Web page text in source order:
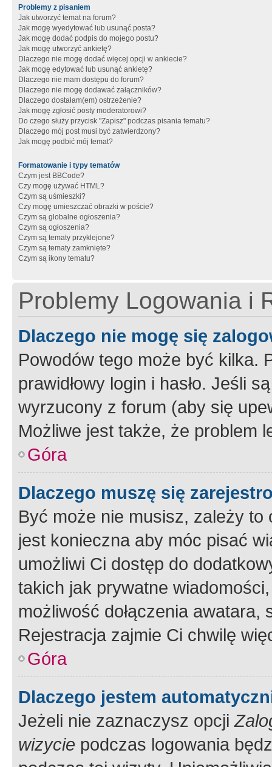
Problemy z pisaniem
Jak utworzyć temat na forum?
Jak mogę wyedytować lub usunąć posta?
Jak mogę dodać podpis do mojego postu?
Jak mogę utworzyć ankietę?
Dlaczego nie mogę dodać więcej opcji w ankiecie?
Jak mogę edytować lub usunąć ankietę?
Dlaczego nie mam dostępu do forum?
Dlaczego nie mogę dodawać załączników?
Dlaczego dostałam(em) ostrzeżenie?
Jak mogę zgłosić posty moderatorowi?
Do czego służy przycisk "Zapisz" podczas pisania tematu?
Dlaczego mój post musi być zatwierdzony?
Jak mogę podbić mój temat?
Formatowanie i typy tematów
Czym jest BBCode?
Czy mogę używać HTML?
Czym są uśmieszki?
Czy mogę umieszczać obrazki w poście?
Czym są globalne ogłoszenia?
Czym są ogłoszenia?
Czym są tematy przyklejone?
Czym są tematy zamknięte?
Czym są ikony tematu?
Problemy Logowania i
Dlaczego nie mogę się
Powodów tego może być kilka.
prawidłowy login i hasło. Jeśli
wyrzucony z forum (aby się
Możliwe jest także, że problem
Góra
Dlaczego muszę się
Być może nie musisz, zależy
jest konieczna aby móc pisać
umożliwi Ci dostęp do
takich jak prywatne
możliwość dołączenia
Rejestracja zajmie Ci chwilę
Góra
Dlaczego jestem
Jeżeli nie zaznaczysz opcji
wizycie podczas logowania